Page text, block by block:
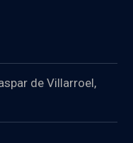
de Villarroel,